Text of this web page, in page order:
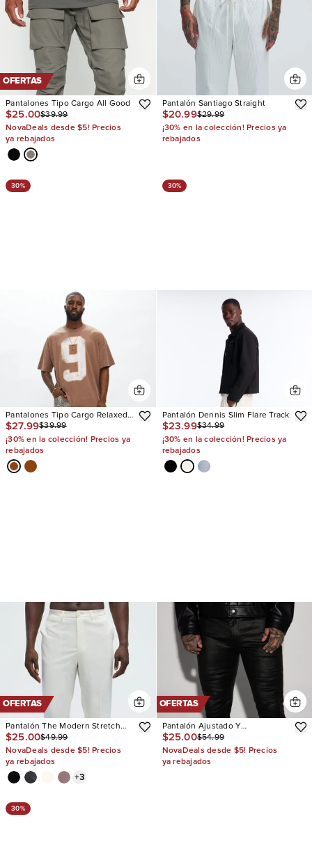
OFERTAS
Pantalones Tipo Cargo All Good
$25.00$39.99
NovaDeals desde $5! Precios
ya rebajados
Pantalón Santiago Straight
$20.99$29.99
¡30% en la colección! Precios ya
rebajados
30%
Pantalones Tipo Cargo Relaxed
Straight No More Waiting
$27.99$39.99
¡30% en la colección! Precios ya
rebajados
30%
Pantalón Dennis Slim Flare Track
$23.99$34.99
¡30% en la colección! Precios ya
rebajados
OFERTAS
Pantalón The Modern Stretch
Slim
$25.00$49.99
NovaDeals desde $5! Precios
ya rebajados
+3
OFERTAS
Pantalón Ajustado Y
Acampanado Live Wire Waxed
Pleat
$25.00$54.99
NovaDeals desde $5! Precios
ya rebajados
30%